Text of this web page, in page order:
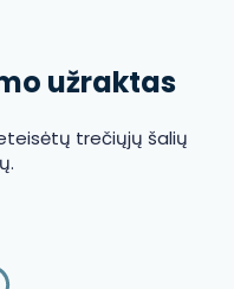
užraktas
trečiųjų šalių